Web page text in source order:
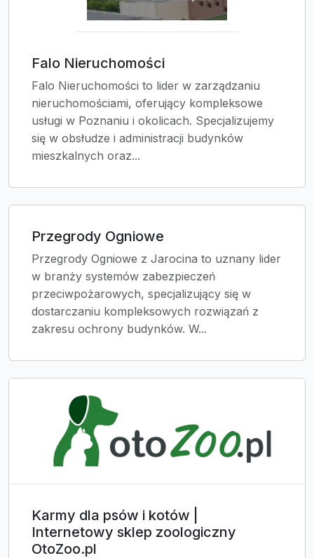
Falo Nieruchomości
Falo Nieruchomości to lider w zarządzaniu
nieruchomościami, oferujący kompleksowe
usługi w Poznaniu i okolicach. Specjalizujemy
się w obsłudze i administracji budynków
mieszkalnych oraz...
Przegrody Ogniowe
Przegrody Ogniowe z Jarocina to uznany lider
w branży systemów zabezpieczeń
przeciwpożarowych, specjalizujący się w
dostarczaniu kompleksowych rozwiązań z
zakresu ochrony budynków. W...
Karmy dla psów i kotów |
Internetowy sklep zoologiczny
OtoZoo.pl